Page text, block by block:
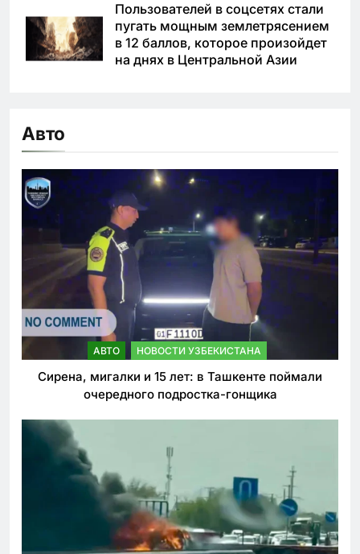
Пользователей в соцсетях стали
пугать мощным землетрясением
в 12 баллов, которое произойдет
на днях в Центральной Азии
Авто
АВТО НОВОСТИ УЗБЕКИСТАНА
Сирена, мигалки и 15 лет: в Ташкенте поймали
очередного подростка-гонщика